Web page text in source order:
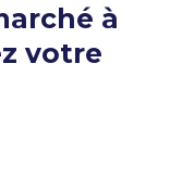
à
votre